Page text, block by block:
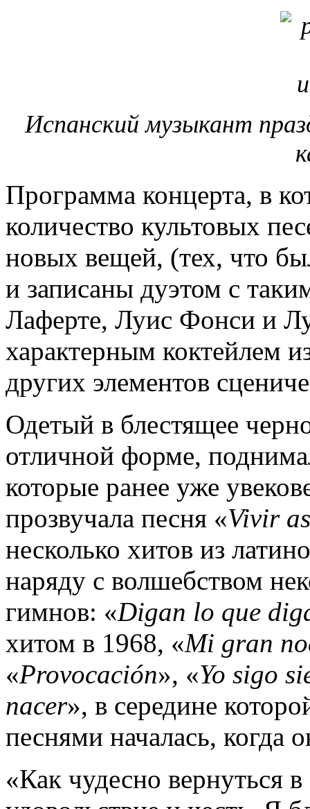
Испанский музыкант
Программа концерта, в
количество культовых
новых вещей, (тех, что
и записаны дуэтом с
Лаферте, Луис Фонси и
характерным коктейлем
других элементов
Одетый в блестящее
отличной форме,
которые ранее уже
прозвучала песня «Vivir
несколько хитов из
наряду с волшебством
гимнов: «Digan lo que
хитом в 1968, «Mi gran
«Provocación», «Yo sigo
nacer», в середине
песнями началась, когда
«Как чудесно вернуться